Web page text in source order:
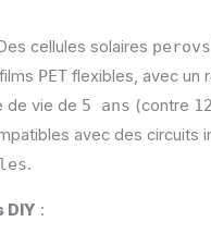
cellules solaires
PET flexibles, avec un
de vie de 5 ans (contre
avec des circuits
.
DIY :